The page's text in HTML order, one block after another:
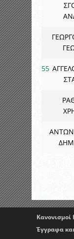
55
Κανονισμοί
Έγγραφα